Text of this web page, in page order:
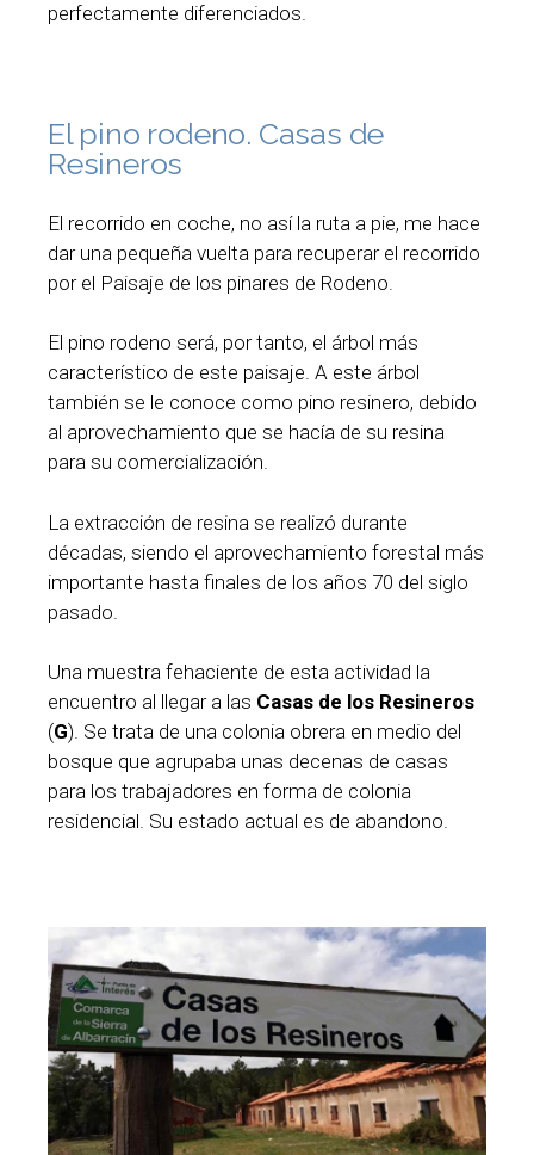
perfectamente diferenciados.
El pino rodeno. Casas de
Resineros
El recorrido en coche, no así la ruta a pie, me hace
dar una pequeña vuelta para recuperar el recorrido
por el Paisaje de los pinares de Rodeno.
El pino rodeno será, por tanto, el árbol más
característico de este paisaje. A este árbol
también se le conoce como pino resinero, debido
al aprovechamiento que se hacía de su resina
para su comercialización.
La extracción de resina se realizó durante
décadas, siendo el aprovechamiento forestal más
importante hasta finales de los años 70 del siglo
pasado.
Una muestra fehaciente de esta actividad la
encuentro al llegar a las Casas de los Resineros
(G). Se trata de una colonia obrera en medio del
bosque que agrupaba unas decenas de casas
para los trabajadores en forma de colonia
residencial. Su estado actual es de abandono.